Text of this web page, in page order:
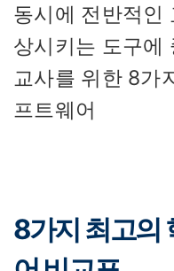
동시에 전반적인
상시키는 도구에
교사를 위한 8가
프트웨어
8가지 최고의